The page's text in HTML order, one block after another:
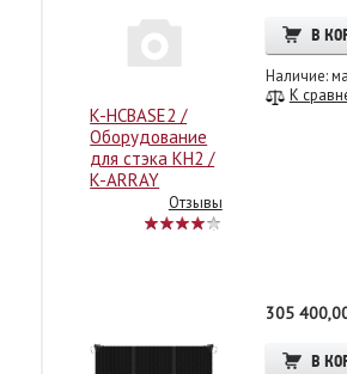
В
Наличие:
К
K-HCBASE2 /
Оборудование
для стэка KH2 /
K-ARRAY
Отзывы
305
В